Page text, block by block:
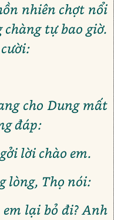
nhiên chợt nổi
tự bao giờ.
cho Dung mất
đáp:
lời chào em.
lòng, Thọ nói:
lại bỏ đi? Anh